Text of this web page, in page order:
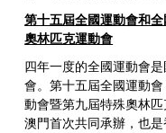
第十五屆全國運動會和
奧林匹克運動會
四年一度的全國運動會
會。第十五屆全國運動
動會暨第九屆特殊奧林
澳門首次共同承辦，也